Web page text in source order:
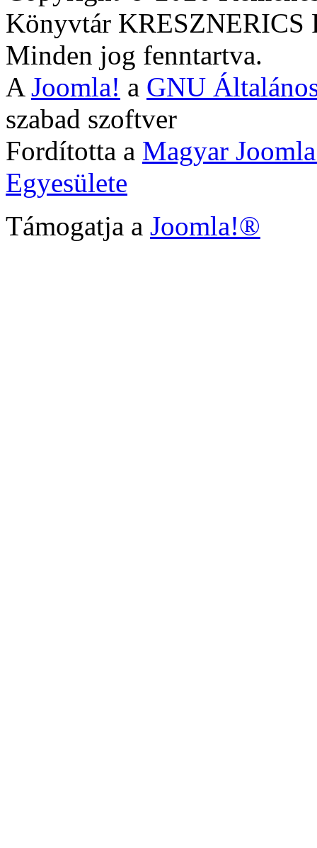
Könyvtár
Minden jog fenntartva.
A Joomla! a GNU
szabad szoftver
Fordította a Magyar
Egyesülete
Támogatja a Joomla!®